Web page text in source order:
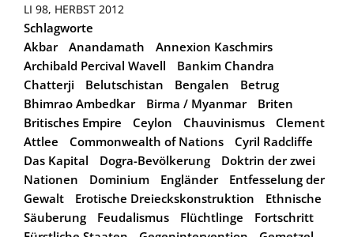
LI 98, HERBST 2012
Schlagworte
Akbar
Anandamath
Annexion Kaschmirs
Archibald Percival Wavell
Bankim Chandra
Chatterji
Belutschistan Bengalen
Betrug
Bhimrao Ambedkar
Birma / Myanmar
Briten
Britisches Empire
Ceylon Chauvinismus
Clement
Attlee
Commonwealth of Nations
Cyril Radcliffe
Das Kapital
Dogra-Bevölkerung
Doktrin der zwei
Nationen
Dominium Engländer
Entfesselung der
Gewalt
Erotische Dreieckskonstruktion
Ethnische
Säuberung
Feudalismus Flüchtlinge
Fortschritt